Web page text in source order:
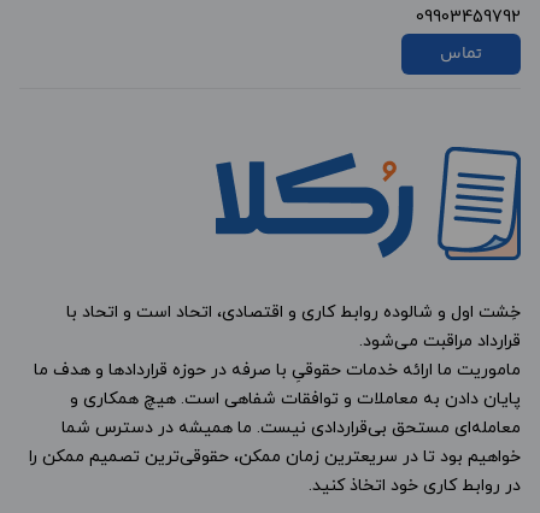
09903459792
تماس
خِشت اول و شالوده روابط کاری و اقتصادی، اتحاد است و اتحاد با
قرارداد مراقبت می‌شود.
ماموریت ما ارائه خدمات حقوقیِ با صرفه در حوزه قراردادها و هدف ما
پایان دادن به معاملات و توافقات شفاهی است. هیچ همکاری و
معامله‌ای مستحق بی‌قراردادی نیست. ما همیشه در دسترس شما
خواهیم بود تا در سریعترین زمان ممکن، حقوقی‌ترین تصمیم ممکن را
در روابط کاری خود اتخاذ کنید.